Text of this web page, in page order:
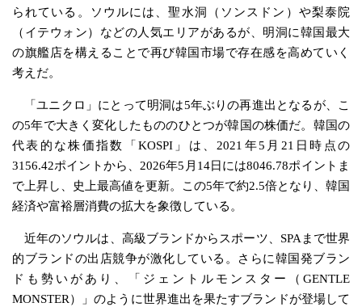
られている。ソウルには、聖水洞（ソンスドン）や梨泰院
（イテウォン）などの人気エリアがあるが、明洞に韓国最大
の旗艦店を構えることで再び韓国市場で存在感を高めていく
考えだ。
「ユニクロ」にとって明洞は5年ぶりの再進出となるが、こ
の5年で大きく変化したもののひとつが韓国の株価だ。韓国の
代表的な株価指数「KOSPI」は、2021年5月21日時点の
3156.42ポイントから、2026年5月14日には8046.78ポイントま
で上昇し、史上最高値を更新。この5年で約2.5倍となり、韓国
経済や富裕層消費の拡大を象徴している。
近年のソウルは、高級ブランドからスポーツ、SPAまで世界
的ブランドの出店競争が激化している。さらに韓国発ブラン
ドも勢いがあり、「ジェントルモンスター（GENTLE
MONSTER）」のように世界進出を果たすブランドが登場して